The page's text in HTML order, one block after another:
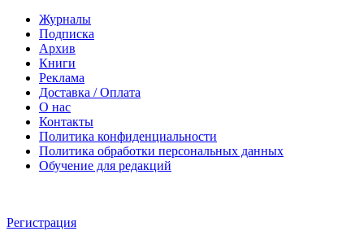
Журналы
Подписка
Архив
Книги
Реклама
Доставка / Оплата
О нас
Контакты
Политика конфиденциальности
Политика обработки персональных данных
Обучение для редакций
Регистрация